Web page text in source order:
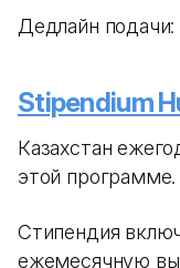
Дедлайн подачи:
Stipendium
Казахстан
этой программе.
Стипендия
ежемесячную